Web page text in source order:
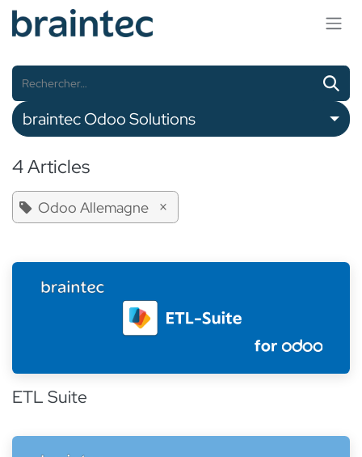
Se rendre au contenu
braintec Odoo Solutions
4 Articles
Odoo Allemagne ×
ETL Suite